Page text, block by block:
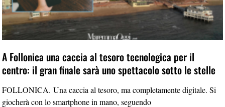
A Follonica una caccia al tesoro tecnologica per il
centro: il gran finale sarà uno spettacolo sotto le stelle
FOLLONICA. Una caccia al tesoro, ma completamente digitale. Si
giocherà con lo smartphone in mano, seguendo